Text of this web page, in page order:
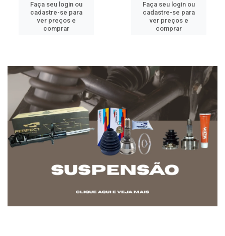
Faça seu login ou
cadastre-se para
ver preços e
comprar
Faça seu login ou
cadastre-se para
ver preços e
comprar